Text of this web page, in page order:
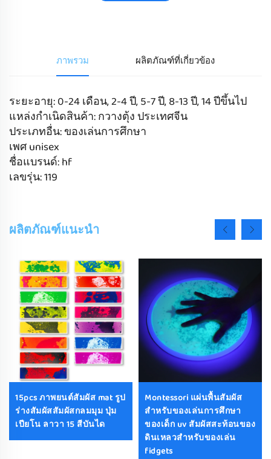
ภาพรวม ผลิตภัณฑ์ที่เกี่ยวข้อง
ระยะอายุ: 0-24 เดือน, 2-4 ปี, 5-7 ปี, 8-13 ปี, 14 ปีขึ้นไป
แหล่งกำเนิดสินค้า: กวางตุ้ง ประเทศจีน
ประเภทอื่น: ของเล่นการศึกษา
เพศ unisex
ชื่อแบรนด์: hf
เลขรุ่น: 119
ผลิตภัณฑ์แนะนำ
15pcs ภาพยนต์สัมผัส mat รูป
ร่างสัมผัสสัมผัสกลมมุม ปุ่ม
เปียโน ลาวา 15 สีบันได
Montessori แผ่นพื้นสัมผัส
สําหรับของเล่นการศึกษา
ของเด็ก uv สัมผัสสะท้อนของ
ดินเหลวสําหรับของเล่น
fidgets